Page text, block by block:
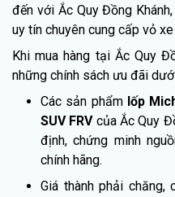
đến với Ắc Quy Đồng
uy tín chuyên cung cấp vỏ
Khi mua hàng tại Ắc Quy
những chính sách ưu đãi
Các sản phẩm lốp
SUV FRVcủa Ắc Quy
định, chứng minh
chính hãng.
Giá thành phải chăng,